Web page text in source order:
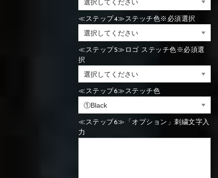
⑭Caramel ⑮Wine red
⑭Pink ⑮Rose pink
⑰Silver
⑭Pink ⑮Rose pink
⑰Silver ⑱Green
≪ステップ4≫ステッチ色※必須選択
≪ステップ5≫ロゴ ステッチ色※必須選
択
≪ステップ6≫ステッチ色
≪ステップ6≫「オプション」刺繍文字入
力